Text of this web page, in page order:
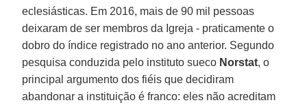
eclesiásticas. Em 2016, mais de 90 mil pessoas
deixaram de ser membros da Igreja - praticamente o
dobro do índice registrado no ano anterior. Segundo
pesquisa conduzida pelo instituto sueco Norstat, o
principal argumento dos fiéis que decidiram
abandonar a instituição é franco: eles não acreditam